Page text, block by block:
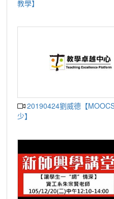
教學】
20190424劉威德【MOOCS課程知多
少】